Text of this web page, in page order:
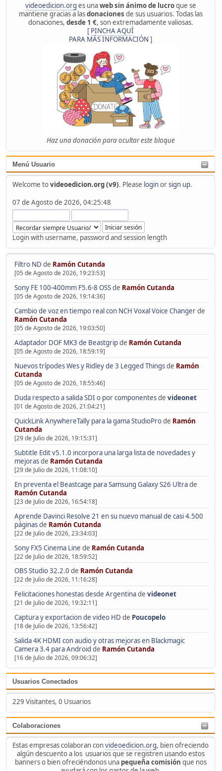
videoedicion.org es unaweb sin ánimo de lucroque se
mantiene gracias a lasdonaciones de sus usuarios. Todas las
donaciones, desde 1 €, son extremadamente valiosas.
[ PINCHA AQUÍ
PARA MÁS INFORMACIÓN ]
Haz una donación para ocultar este bloque
Menú Usuario
Welcome tovideoedicion.org (v9). Please loginorsign up.
07 de Agosto de 2026, 04:25:48
Login with username, password and session length
Filtro ND de Ramón Cutanda
[05 de Agosto de 2026, 19:23:53]
Sony FE 100-400mm F5.6-8 OSSde Ramón Cutanda
[05 de Agosto de 2026, 19:14:36]
Cambio de voz en tiempo real con NCH Voxal Voice Changerde
Ramón Cutanda
[05 de Agosto de 2026, 19:03:50]
Adaptador DOF MK3 de Beastgripde Ramón Cutanda
[05 de Agosto de 2026, 18:59:19]
Nuevos trípodes Wes y Ridley de 3 Legged Thingsde Ramón
Cutanda
[05 de Agosto de 2026, 18:55:46]
Duda respecto a salida SDI o por componentesde videonet
[01 de Agosto de 2026, 21:04:21]
QuickLink AnywhereTally para la gama StudioProde Ramón
Cutanda
[29 de Julio de 2026, 19:15:31]
Subtitle Edit v5.1.0 incorpora una larga lista de novedades y
mejorasde Ramón Cutanda
[29 de Julio de 2026, 11:08:10]
En preventa el Beastcage para Samsung Galaxy S26 Ultrade
Ramón Cutanda
[23 de Julio de 2026, 16:54:18]
Aprende Davinci Resolve 21 en su nuevo manual de casi 4.500
páginasde Ramón Cutanda
[22 de Julio de 2026, 23:34:03]
Sony FX5 Cinema Line de Ramón Cutanda
[22 de Julio de 2026, 18:59:52]
OBS Studio 32.2.0 de Ramón Cutanda
[22 de Julio de 2026, 11:16:28]
Felicitaciones honestas desde Argentinade videonet
[21 de Julio de 2026, 19:32:11]
Captura y exportacion de video HD de Poucopelo
[18 de Julio de 2026, 13:56:42]
Salida 4K HDMI con audio y otras mejoras en Blackmagic
Camera 3.4 para Android de Ramón Cutanda
[16 de Julio de 2026, 09:06:32]
Usuarios Conectados
229 Visitantes, 0 Usuarios
Colaboraciones
Estas empresas colaboran convideoedicion.org, bien ofreciendo
algún descuento a los usuarios que se registren usando estos
banners o bien ofreciéndonos una pequeña comisión que nos